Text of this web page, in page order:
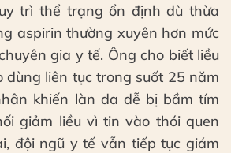
trì thể trạng ổn định dù thừa
aspirin thường xuyên hơn mức
gia y tế. Ông cho biết liều
dùng liên tục trong suốt 25 năm
khiến làn da dễ bị bầm tím
giảm liều vì tin vào thói quen
đội ngũ y tế vẫn tiếp tục giám